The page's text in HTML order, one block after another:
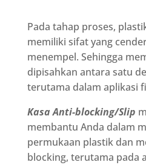
Pada tahap proses,
memiliki sifat yang
menempel. Sehingga
dipisahkan antara satu
terutama dalam aplikasi
KasaAnti-blocking/Slip
membantu Anda dalam
permukaan plastik dan
blocking, terutama pada